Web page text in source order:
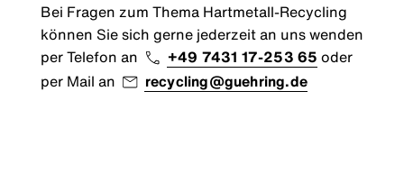
Bei Fragen zum Thema Hartmetall-Recycling
können Sie sich gerne jederzeit an uns wenden
per Telefon an
+49 7431 17-253 65 oder
per Mail an
recycling@guehring.de